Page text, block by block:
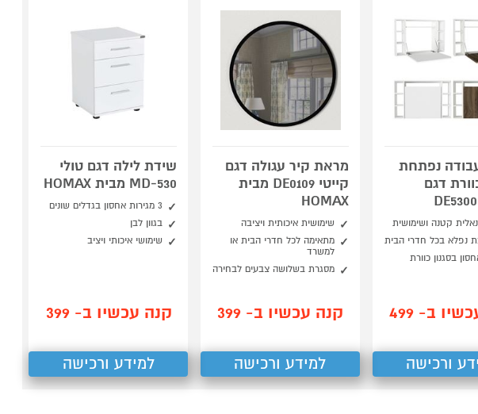
נפתחת
דגם
קטנה ושימושית
נפלא בכל חדרי הבית
ב- 499
ורכישה
מראת קיר עגולה דגם
קייטי DE0109 מבית
HOMAX
שימושית איכותית ויציבה
מתאימה לכל חדרי הבית או
למשרד
מסגרת בשלושה צבעים לבחירה
קנה עכשיו ב- 399
למידע ורכישה
שידת לילה דגם טולי
MD-530 מבית HOMAX
3 מגירות אחסון בגדלים שונים
בגוון לבן
שימושי איכותי ויציב
קנה עכשיו ב- 399
למידע ורכישה